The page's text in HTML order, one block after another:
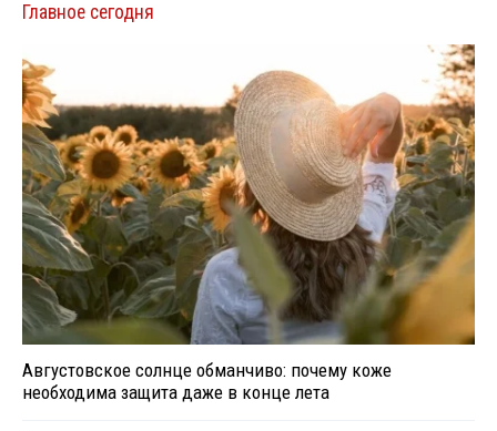
Главное сегодня
Августовское солнце обманчиво: почему коже
необходима защита даже в конце лета